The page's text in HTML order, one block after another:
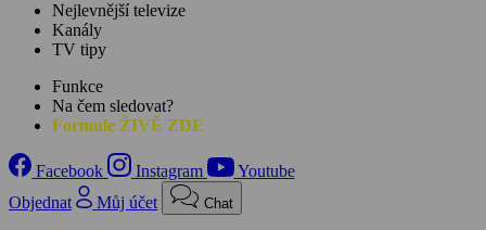
Nejlevnější televize
Kanály
TV tipy
Funkce
Na čem sledovat?
Formule ŽIVĚ ZDE
Facebook Instagram
Youtube
Objednat
Můj účet Chat